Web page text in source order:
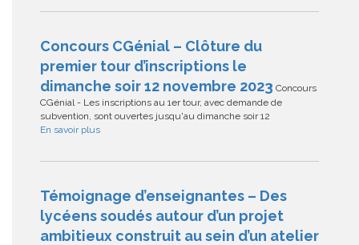
Concours CGénial – Clôture du
premier tour d’inscriptions le
dimanche soir 12 novembre 2023 Concours
CGénial - Les inscriptions au 1er tour, avec demande de
subvention, sont ouvertes jusqu'au dimanche soir 12
En savoir plus
Témoignage d’enseignantes – Des
lycéens soudés autour d’un projet
ambitieux construit au sein d’un atelier